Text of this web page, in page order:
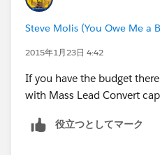
Steve Molis (You Owe Me a
2015年1月23日 4:42
If you have the budget
with Mass Lead Convert
役立つとしてマーク